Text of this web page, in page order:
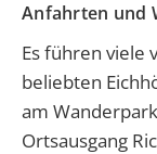
Anfahrten und
Es führen viele
beliebten
am
Ortsausgang